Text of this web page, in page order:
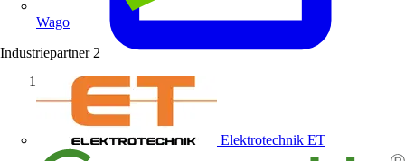
Wago
Industriepartner 2
Elektrotechnik ET
Startseite